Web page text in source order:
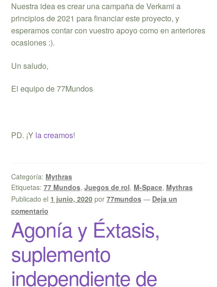
Nuestra idea es crear una campaña de Verkami a
principios de 2021 para financiar este proyecto, y
esperamos contar con vuestro apoyo como en anteriores
ocasiones :).
Un saludo,
El equipo de 77Mundos
PD. ¡Y la creamos!
Categoría: Mythras
Etiquetas: 77 Mundos, Juegos de rol, M-Space, Mythras
Publicado el 1 junio, 2020 por 77mundos — Deja un
comentario
Agonía y Éxtasis,
suplemento
independiente de